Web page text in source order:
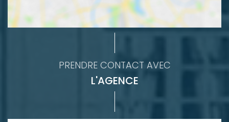
PRENDRE CONTACT AVEC
L'AGENCE